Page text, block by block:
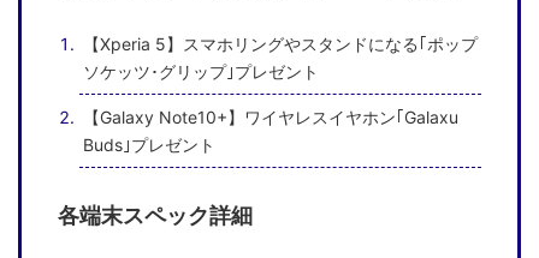
【Xperia 5】スマホリングやスタンドになる｢ポップ
ソケッツ･グリップ｣プレゼント
【Galaxy Note10+】ワイヤレスイヤホン｢Galaxu
Buds｣プレゼント
各端末スペック詳細